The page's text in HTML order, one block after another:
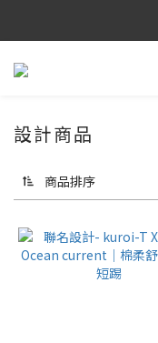
設計商品
商品排序